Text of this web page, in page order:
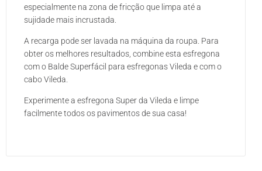
especialmente na zona de fricção que limpa até a
sujidade mais incrustada.
A recarga pode ser lavada na máquina da roupa. Para
obter os melhores resultados, combine esta esfregona
com o Balde Superfácil para esfregonas Vileda e com o
cabo Vileda.
Experimente a esfregona Super da Vileda e limpe
facilmente todos os pavimentos de sua casa!